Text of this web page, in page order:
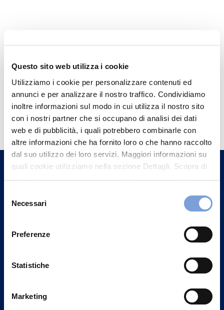
Questo sito web utilizza i cookie
Utilizziamo i cookie per personalizzare contenuti ed
annunci e per analizzare il nostro traffico. Condividiamo
inoltre informazioni sul modo in cui utilizza il nostro sito
con i nostri partner che si occupano di analisi dei dati
web e di pubblicità, i quali potrebbero combinarle con
altre informazioni che ha fornito loro o che hanno raccolto
dal suo utilizzo dei loro servizi. Maggiori informazioni su
quali cookie utilizziamo nella sezione Dettagli. Scopra di
più su chi siamo, come può contattarci e come trattiamo i
può trovare nel footer del sito nella sezione "Informativa
delNecessari
Preferenze
Statistiche
Marketing
Hai bisogno di
informazioni?
Trova l'Agenzia più vicina a te e parla con
un nostro Agente.